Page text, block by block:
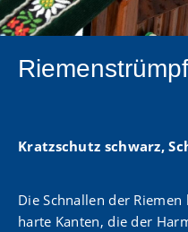
Kratzschutz schwarz,
Die Schnallen der
harte Kanten, die der